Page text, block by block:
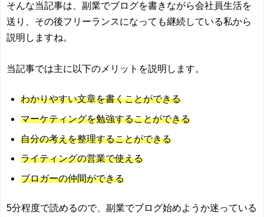
そんな当記事は、副業でブログを書きながら会社員生活を
送り、その後フリーランスになっても継続している私から
説明しますね。
当記事では主に以下のメリットを説明します。
わかりやすい文章を書くことができる
マーケティングを勉強することができる
自分の考えを整理することができる
ライティングの営業で使える
ブロガーの仲間ができる
5分程度で読めるので、副業でブログ始めようか迷っている